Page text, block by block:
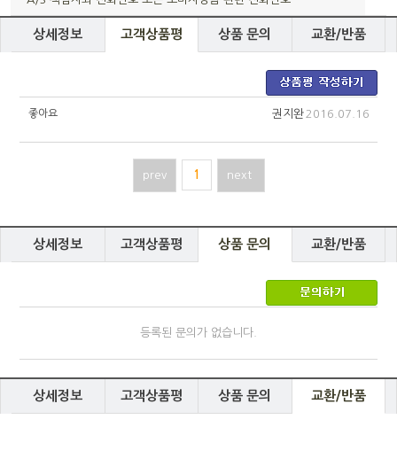
상세정보 고객상품평 상품 문의 교환/반품
좋아요 권지완 2016.07.16
prev 1 next
상세정보 고객상품평 상품 문의 교환/반품
등록된 문의가 없습니다.
상세정보 고객상품평 상품 문의 교환/반품